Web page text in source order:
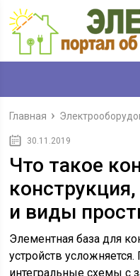
Главная
30.11.2019
Что такое
и виды
Элементная база для
устройств
интегральные схемы с